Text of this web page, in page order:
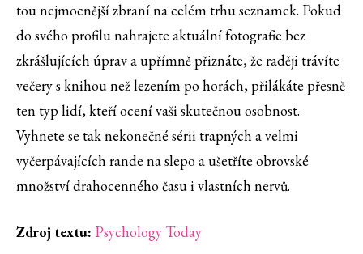
tou nejmocnější zbraní na celém trhu seznamek. Pokud
do svého profilu nahrajete aktuální fotografie bez
zkrášlujících úprav a upřímně přiznáte, že raději trávíte
večery s knihou než lezením po horách, přilákáte přesně
ten typ lidí, kteří ocení vaši skutečnou osobnost.
Vyhnete se tak nekonečné sérii trapných a velmi
vyčerpávajících rande na slepo a ušetříte obrovské
množství drahocenného času i vlastních nervů.
Zdroj textu: Psychology Today